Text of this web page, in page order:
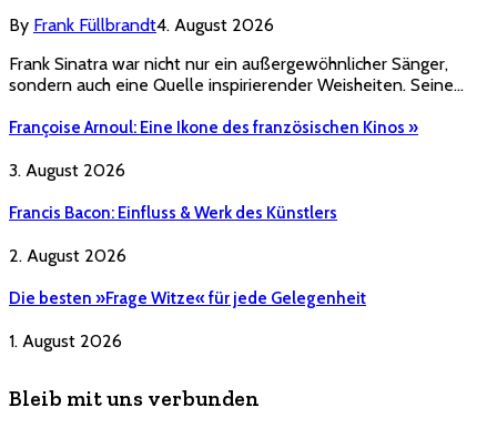
By Frank Füllbrandt4. August 2026
Frank Sinatra war nicht nur ein außergewöhnlicher Sänger,
sondern auch eine Quelle inspirierender Weisheiten. Seine…
Françoise Arnoul: Eine Ikone des französischen Kinos »
3. August 2026
Francis Bacon: Einfluss & Werk des Künstlers
2. August 2026
Die besten »Frage Witze« für jede Gelegenheit
1. August 2026
Bleib mit uns verbunden